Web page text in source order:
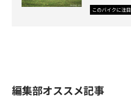
このバイクに注目
編集部オススメ記事